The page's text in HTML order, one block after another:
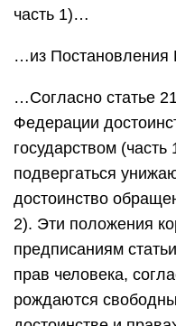
часть 1)…
…из Постановления
…Согласно статье
Федерации
государством
подвергаться
достоинство
2). Эти положения
предписаниям
прав человека,
рождаются